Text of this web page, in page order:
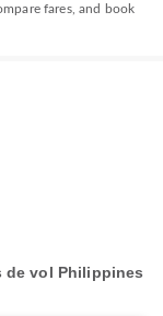
fares, and book
de vol Philippines